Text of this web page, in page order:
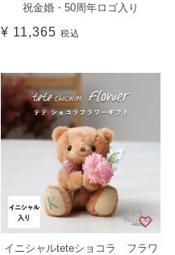
祝金婚・50周年ロゴ入り
¥ 11,365 税込
イニシャルteteショコラ フラワ